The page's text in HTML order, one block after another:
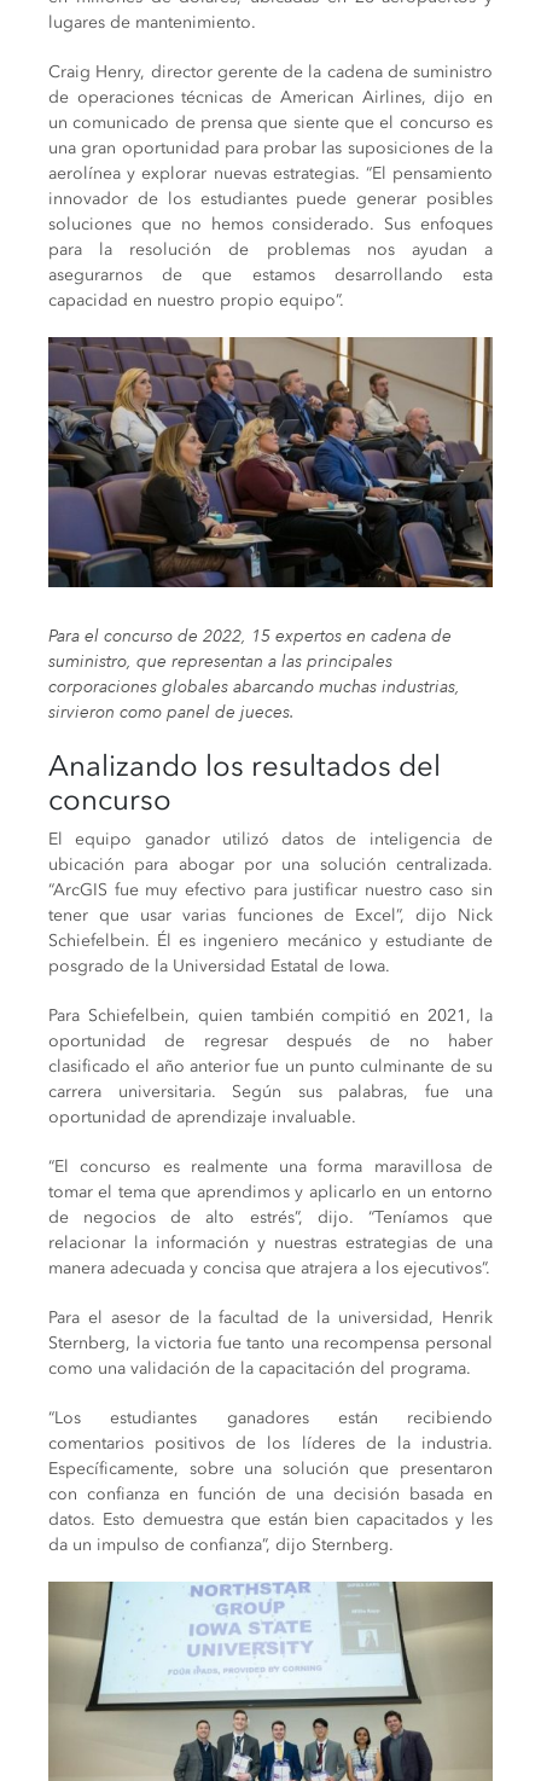
lugares de mantenimiento.
Craig Henry, director gerente de la cadena de suministro
de operaciones técnicas de American Airlines, dijo en
un comunicado de prensa que siente que el concurso es
una gran oportunidad para probar las suposiciones de la
aerolínea y explorar nuevas estrategias. “El pensamiento
innovador de los estudiantes puede generar posibles
soluciones que no hemos considerado. Sus enfoques
para la resolución de problemas nos ayudan a
asegurarnos de que estamos desarrollando esta
capacidad en nuestro propio equipo”.
Para el concurso de 2022, 15 expertos en cadena de
suministro, que representan a las principales
corporaciones globales abarcando muchas industrias,
sirvieron como panel de jueces.
Analizando los resultados del
concurso
El equipo ganador utilizó datos de inteligencia de
ubicación para abogar por una solución centralizada.
“ArcGIS fue muy efectivo para justificar nuestro caso sin
tener que usar varias funciones de Excel”, dijo Nick
Schiefelbein. Él es ingeniero mecánico y estudiante de
posgrado de la Universidad Estatal de Iowa.
Para Schiefelbein, quien también compitió en 2021, la
oportunidad de regresar después de no haber
clasificado el año anterior fue un punto culminante de su
carrera universitaria. Según sus palabras, fue una
oportunidad de aprendizaje invaluable.
“El concurso es realmente una forma maravillosa de
tomar el tema que aprendimos y aplicarlo en un entorno
de negocios de alto estrés”, dijo. “Teníamos que
relacionar la información y nuestras estrategias de una
manera adecuada y concisa que atrajera a los ejecutivos”.
Para el asesor de la facultad de la universidad, Henrik
Sternberg, la victoria fue tanto una recompensa personal
como una validación de la capacitación del programa.
“Los estudiantes ganadores están recibiendo
comentarios positivos de los líderes de la industria.
Específicamente, sobre una solución que presentaron
con confianza en función de una decisión basada en
datos. Esto demuestra que están bien capacitados y les
da un impulso de confianza”, dijo Sternberg.